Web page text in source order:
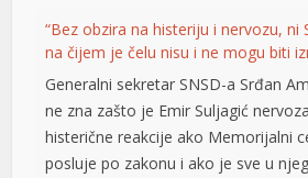
“Bez obzira na histeriju i nervozu, ni
na čijem je čelu nisu i ne mogu biti
Generalni sekretar SNSD-a Srđan
ne zna zašto je Emir Suljagić
histerične reakcije ako Memorijalni
posluje po zakonu i ako je sve u